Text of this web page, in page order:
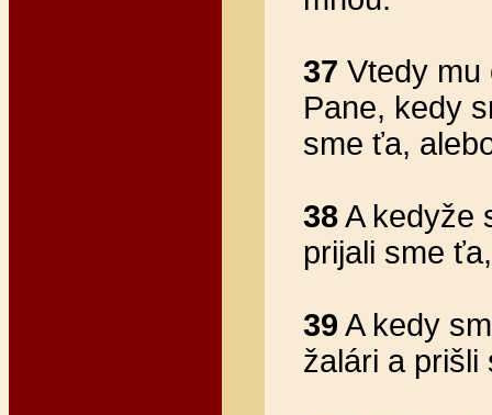
37 Vtedy mu
Pane, kedy
sme ťa,
38A kedyže
prijali sme
39 A kedy
žalári a prišli